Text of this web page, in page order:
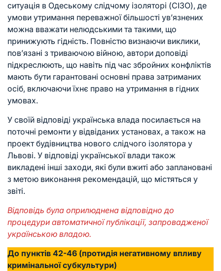
ситуація в Одеському слідчому ізоляторі (СІЗО), де
умови утримання переважної більшості ув’язнених
можна вважати нелюдськими та такими, що
принижують гідність. Повністю визнаючи виклики,
пов’язані з триваючою війною, автори доповіді
підкреслюють, що навіть під час збройних конфліктів
мають бути гарантовані основні права затриманих
осіб, включаючи їхнє право на утримання в гідних
умовах.
У своїй відповіді українська влада посилається на
поточні ремонти у відвіданих установах, а також на
проект будівництва нового слідчого ізолятора у
Львові. У відповіді української влади також
викладені інші заходи, які були вжиті або заплановані
з метою виконання рекомендацій, що містяться у
звіті.
Відповідь була оприлюднена відповідно до
процедури автоматичної публікації, запровадженої
українською владою.
До пунктів 42-46 (протидія негативному впливу
кримінальної субкультури)